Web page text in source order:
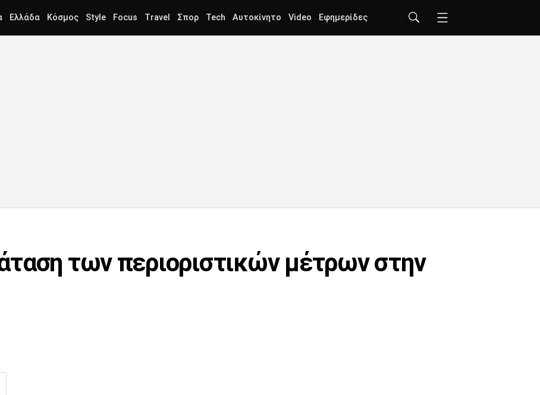
Ελλάδα Κόσμος Style Focus Travel Σπορ Tech Αυτοκίνητο Video Εφημερίδες
των περιοριστικών μέτρων στην